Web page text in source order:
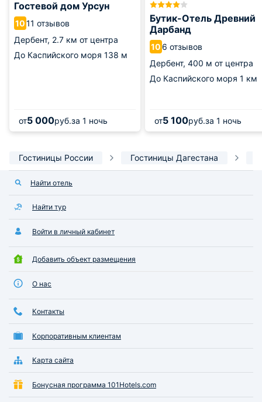
Гостевой дом Урсун
1011 отзывов
Дербент, 2.7 км от центра
До Каспийского моря 138 м
от5 000руб.за 1 ночь
Бутик-Отель Древний
Дарбанд
10 6 отзывов
Дербент, 400 м от центра
До Каспийского моря 1 км
от5 100руб.за 1 ночь
Гостиницы России Гостиницы Дагестана
Найти отель
Найти тур
Войти в личный кабинет
Добавить объект размещения
О нас
Контакты
Корпоративным клиентам
Карта сайта
Бонусная программа 101Hotels.com